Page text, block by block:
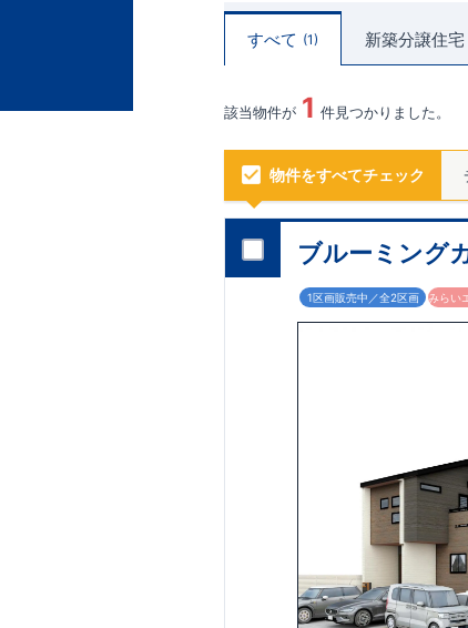
すべて 1 新築分譲住宅
該当物件が 1 件見つかりました。
物件をすべてチェック
ブルーミング
1区画販売中／全2区画 みらい